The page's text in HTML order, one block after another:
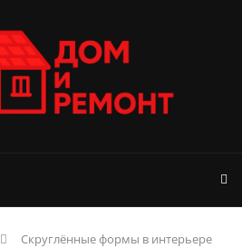
Скруглённые формы в интерьере